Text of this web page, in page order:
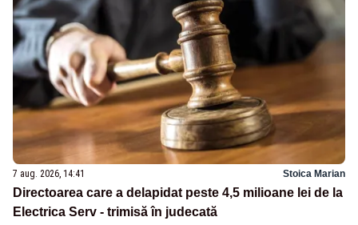
7 aug. 2026, 14:41 Stoica Marian
Directoarea care a delapidat peste 4,5 milioane lei de la
Electrica Serv - trimisă în judecată